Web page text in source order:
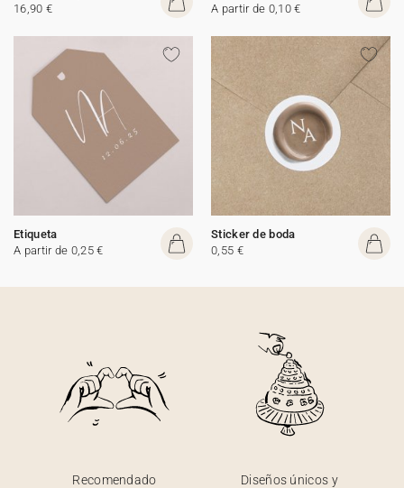
16,90 €
A partir de 0,10 €
Etiqueta
A partir de 0,25 €
Sticker de boda
0,55 €
Recomendado
Diseños únicos y